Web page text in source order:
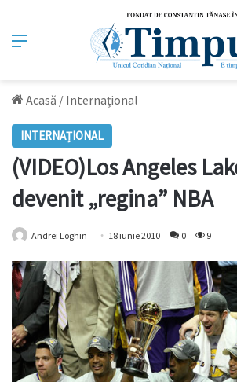
Meniu
Acasă / Internațional
INTERNAȚIONAL
(VIDEO)Los Angeles
devenit „regina” NBA
Andrei Loghin 18 iunie 2010 0 9